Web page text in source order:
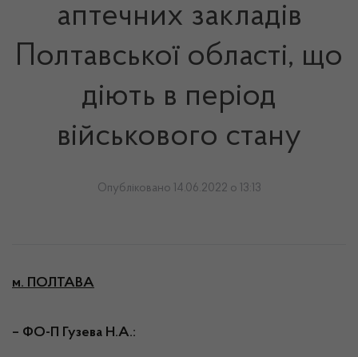
аптечних закладів
Полтавської області, що
діють в період
військового стану
Опубліковано 14.06.2022 о 13:13
м. ПОЛТАВА
– ФО-П Гузева Н.А.: